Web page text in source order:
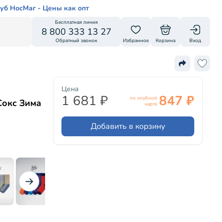
НосМаг - Цены как опт
Бесплатная линия
8 800 333 13 27
Обратный звонок Избранное Корзина Вход
Зима
Цена
1 681 ₽
по клубной
карте 847 ₽
Добавить в корзину